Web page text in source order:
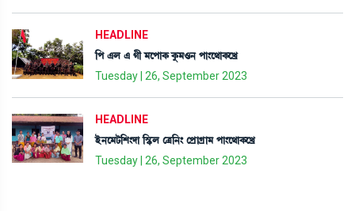
HEADLINE
[š &º & Kã ³ìšàA¡ Aå¡³*> šà}ì=àA¡ìJø
Tuesday | 26, September 2023
HEADLINE
Òü>ì³i¡[Å}ƒà [ÑHþº ëy[>} ëšøàNøà³ šà}ì=àA¡ìJø
Tuesday | 26, September 2023